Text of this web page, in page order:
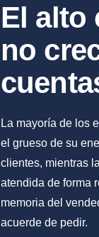
El alto
no
La mayoría de los
el grueso de su
clientes, mientras
atendida de forma
memoria del
acuerde de pedir.